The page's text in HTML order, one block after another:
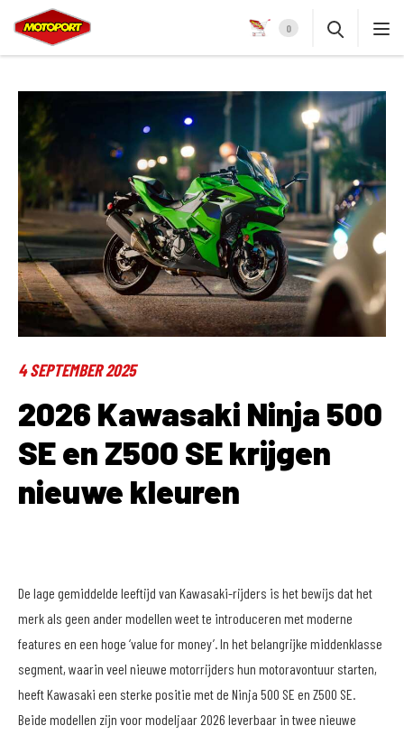
0
4 SEPTEMBER 2025
2026 Kawasaki Ninja 500
SE en Z500 SE krijgen
nieuwe kleuren
De lage gemiddelde leeftijd van Kawasaki-rijders is het bewijs dat het
merk als geen ander modellen weet te introduceren met moderne
features en een hoge ‘value for money’. In het belangrijke middenklasse
segment, waarin veel nieuwe motorrijders hun motoravontuur starten,
heeft Kawasaki een sterke positie met de Ninja 500 SE en Z500 SE.
Beide modellen zijn voor modeljaar 2026 leverbaar in twee nieuwe